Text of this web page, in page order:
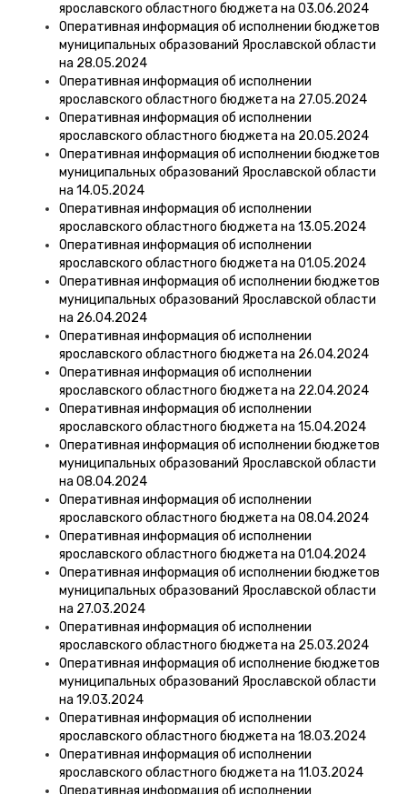
ярославского областного бюджета на 03.06.2024
Оперативная информация об исполнении бюджетов
муниципальных образований Ярославской области
на 28.05.2024
Оперативная информация об исполнении
ярославского областного бюджета на 27.05.2024
Оперативная информация об исполнении
ярославского областного бюджета на 20.05.2024
Оперативная информация об исполнении бюджетов
муниципальных образований Ярославской области
на 14.05.2024
Оперативная информация об исполнении
ярославского областного бюджета на 13.05.2024
Оперативная информация об исполнении
ярославского областного бюджета на 01.05.2024
Оперативная информация об исполнении бюджетов
муниципальных образований Ярославской области
на 26.04.2024
Оперативная информация об исполнении
ярославского областного бюджета на 26.04.2024
Оперативная информация об исполнении
ярославского областного бюджета на 22.04.2024
Оперативная информация об исполнении
ярославского областного бюджета на 15.04.2024
Оперативная информация об исполнении бюджетов
муниципальных образований Ярославской области
на 08.04.2024
Оперативная информация об исполнении
ярославского областного бюджета на 08.04.2024
Оперативная информация об исполнении
ярославского областного бюджета на 01.04.2024
Оперативная информация об исполнении бюджетов
муниципальных образований Ярославской области
на 27.03.2024
Оперативная информация об исполнении
ярославского областного бюджета на 25.03.2024
Оперативная информация об исполнение бюджетов
муниципальных образований Ярославской области
на 19.03.2024
Оперативная информация об исполнении
ярославского областного бюджета на 18.03.2024
Оперативная информация об исполнении
ярославского областного бюджета на 11.03.2024